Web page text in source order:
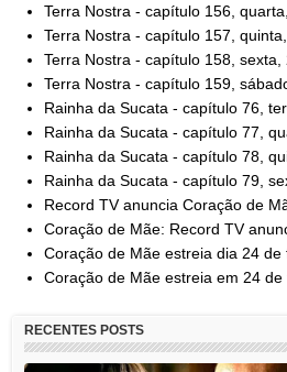
Terra Nostra - capítulo 156,
Terra Nostra - capítulo 157,
Terra Nostra - capítulo 158,
Terra Nostra - capítulo 159,
Rainha da Sucata - capítulo 76,
Rainha da Sucata - capítulo 77,
Rainha da Sucata - capítulo 78,
Rainha da Sucata - capítulo 79,
Record TV anuncia Coração de
Coração de Mãe: Record TV
Coração de Mãe estreia dia 24 de
Coração de Mãe estreia em 24 de
RECENTES POSTS